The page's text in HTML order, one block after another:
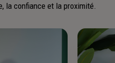
la confiance et la proximité.